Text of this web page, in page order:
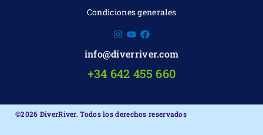
Condiciones generales
info@diverriver.com
+34 642 455 660
©2026 DiverRiver. Todos los derechos reservados